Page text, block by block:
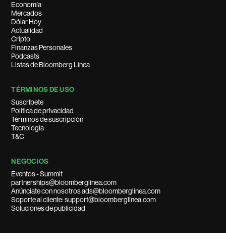
Economía
Mercados
Dólar Hoy
Actualidad
Cripto
Finanzas Personales
Podcasts
Listas de Bloomberg Línea
TÉRMINOS DE USO
Suscríbete
Política de privacidad
Términos de suscripción
Tecnología
T&C
NEGOCIOS
Eventos - Summit
partnerships@bloomberglinea.com
Anúnciate con nosotros ads@bloomberglinea.com
Soporte al cliente: support@bloomberglinea.com
Soluciones de publicidad